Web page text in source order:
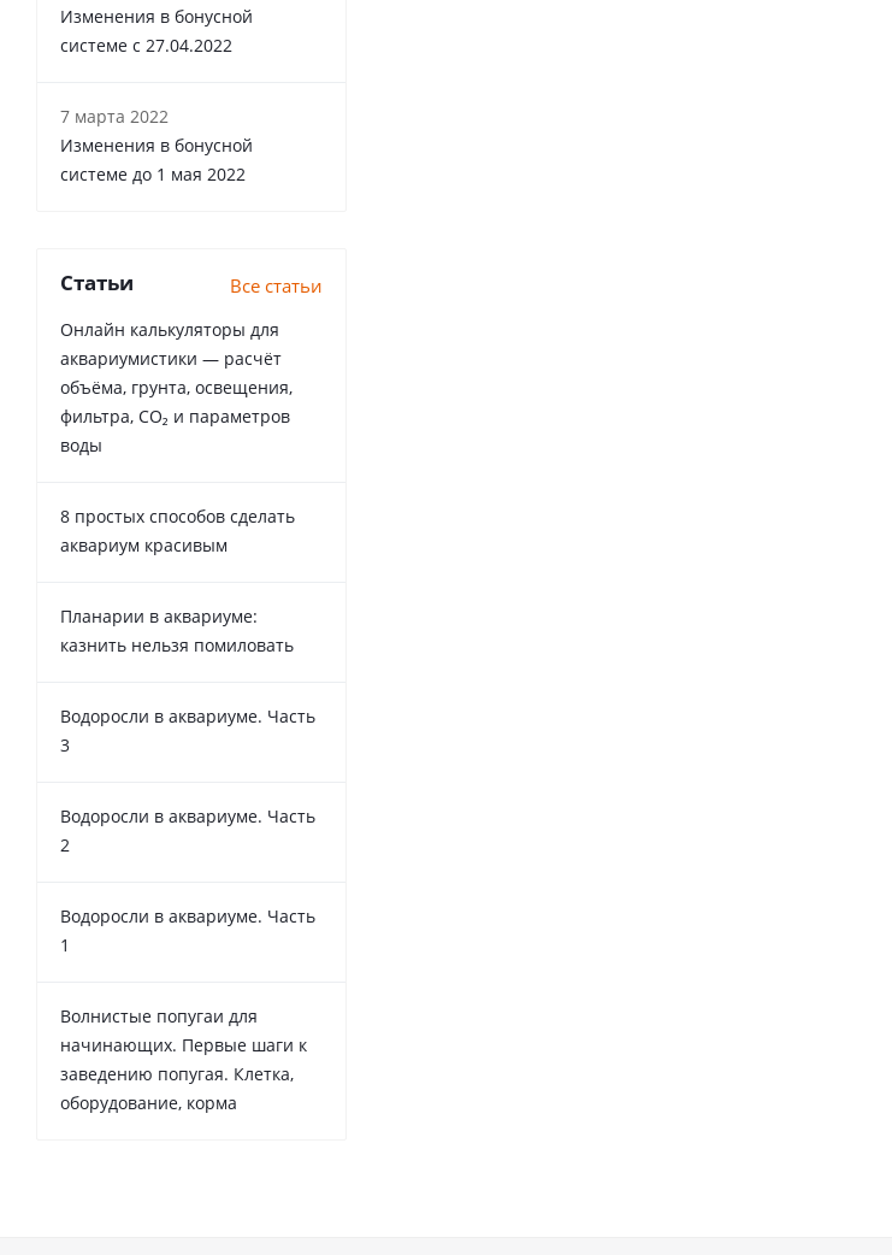
Изменения в бонусной
системе с 27.04.2022
7 марта 2022
Изменения в бонусной
системе до 1 мая 2022
Статьи Все статьи
Онлайн калькуляторы для
аквариумистики — расчёт
объёма, грунта, освещения,
фильтра, CO₂ и параметров
воды
8 простых способов сделать
аквариум красивым
Планарии в аквариуме:
казнить нельзя помиловать
Водоросли в аквариуме. Часть
3
Водоросли в аквариуме. Часть
2
Водоросли в аквариуме. Часть
1
Волнистые попугаи для
начинающих. Первые шаги к
заведению попугая. Клетка,
оборудование, корма